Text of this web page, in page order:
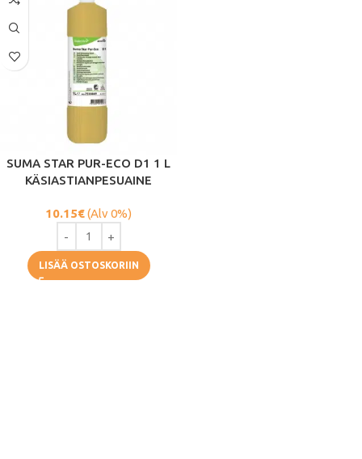
SUMA STAR PUR-ECO D1 1 L
KÄSIASTIANPESUAINE
10.15€(Alv 0%)
LISÄÄ OSTOSKORIIN